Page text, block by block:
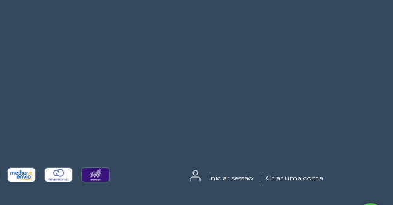
Iniciar sessão | Criar uma conta